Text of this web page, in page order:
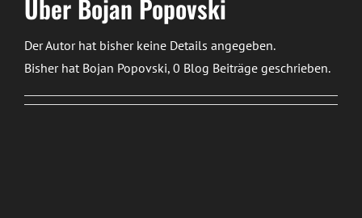
Über Bojan Popovski
Der Autor hat bisher keine Details angegeben.
Bisher hat Bojan Popovski, 0 Blog Beiträge geschrieben.